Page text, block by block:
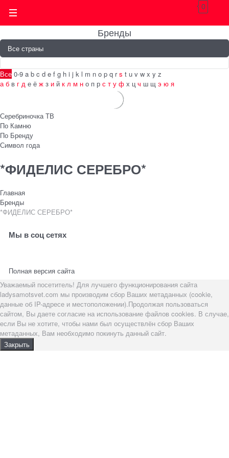
0
Бренды
Все 0-9 a b c d e f g h i j k l m n o p q r s t u v w x y z
аб в г д е ё ж з и й к л м н о п р с т у ф х ц ч ш щ э ю я
Серебриночка ТВ
По Камню
По Бренду
Символ года
*ФИДЕЛИС СЕРЕБРО*
Главная
Бренды
*ФИДЕЛИС СЕРЕБРО*
Мы в соц сетях
Полная версия сайта
Уважаемый посетитель! Для лучшего функционирования сайта
ladysamotsvet.com мы производим сбор Ваших метаданных (cookie,
данные об IP-адресе и местоположении).Продолжая пользоваться
сайтом, Вы даете согласие на использование файлов cookies. В случае,
если Вы не хотите, чтобы нами был осуществлён сбор Ваших
метаданных, Вам необходимо покинуть данный сайт.
Закрыть